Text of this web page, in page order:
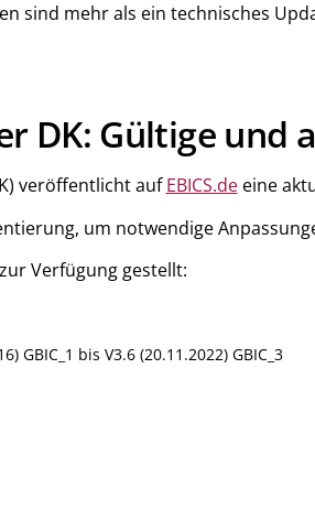
sind mehr als ein technisches
DK: Gültige und
veröffentlicht aufEBICS.deeine
um notwendige
Verfügung gestellt:
GBIC_1 bis V3.6 (20.11.2022) GBIC_3